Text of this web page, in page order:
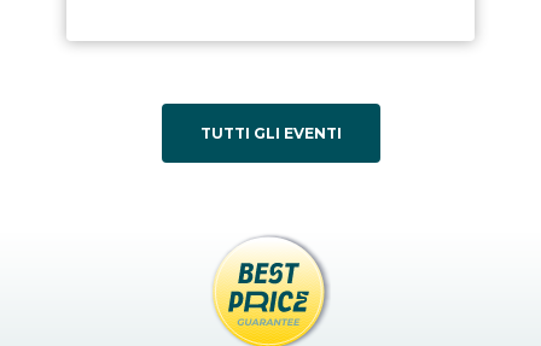
TUTTI GLI EVENTI